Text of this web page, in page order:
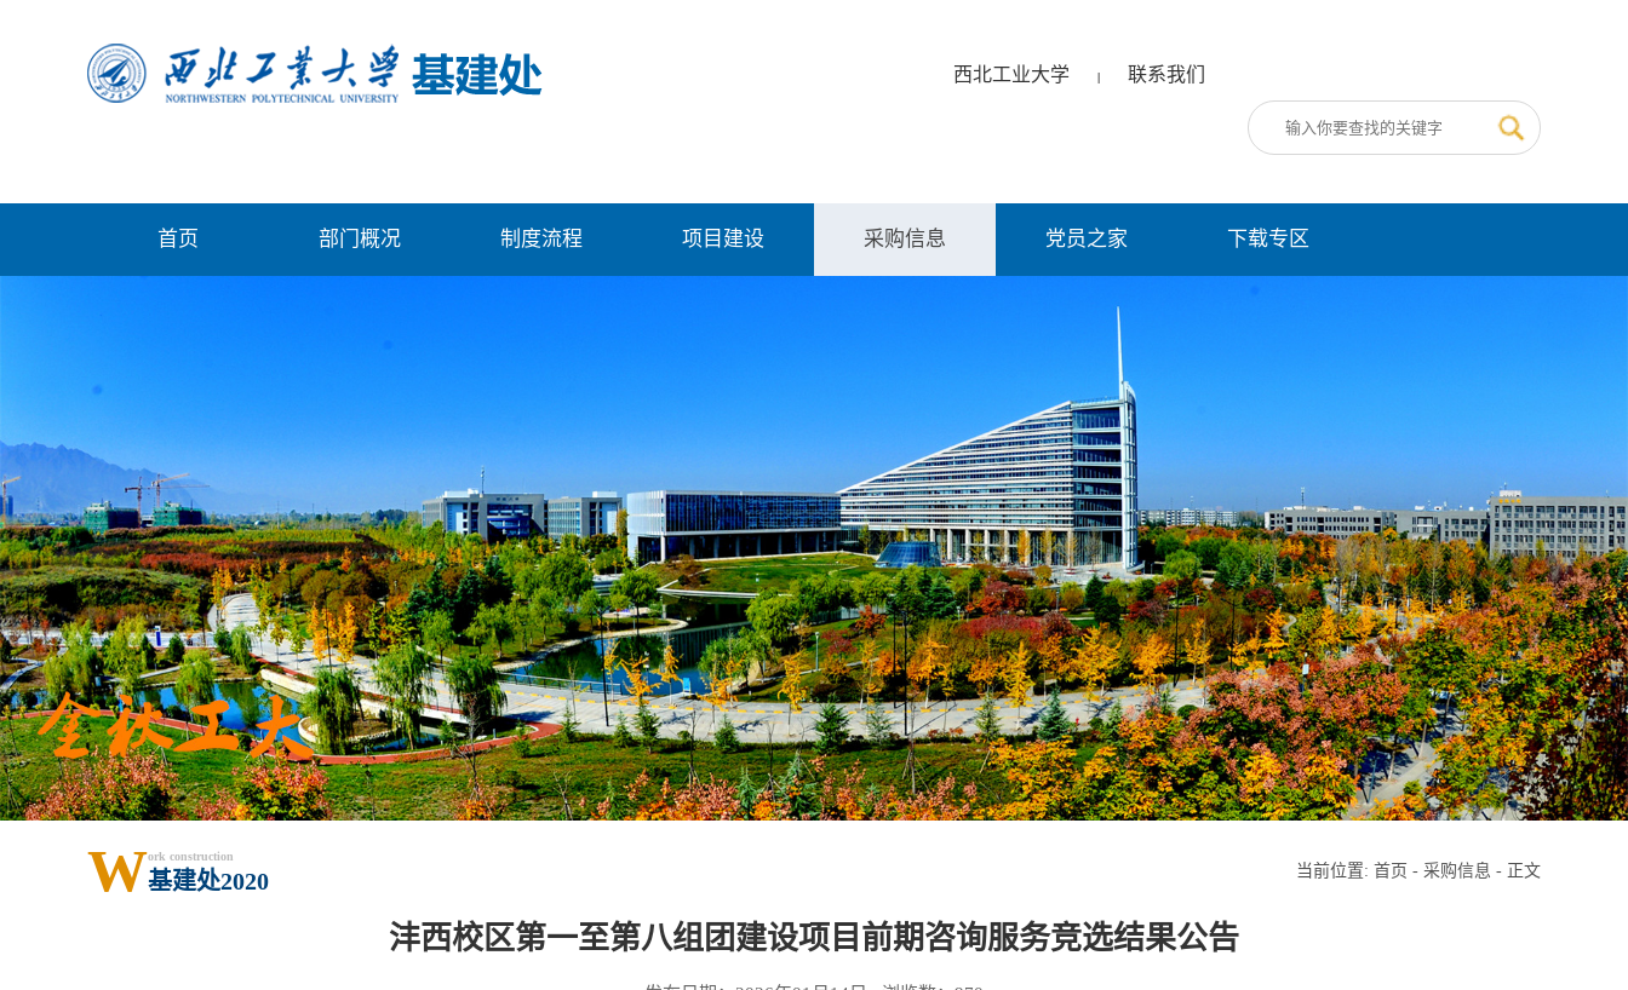
西北工业大学 | 联系我们
首页 部门概况 制度流程 项目建设 采购信息 党员之家 下载专区
Work construction
基建处2020 当前位置: 首页 - 采购信息 - 正文
沣西校区第一至第八组团建设项目前期咨询服务竞选结果公告